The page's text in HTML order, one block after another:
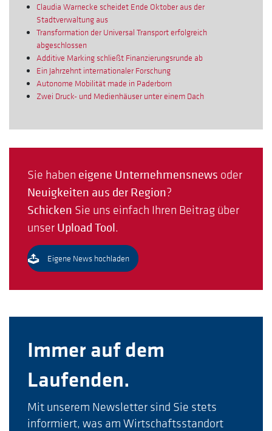
Claudia Warnecke scheidet Ende Oktober aus der
Stadtverwaltung aus
Transformation der Universal Transport erfolgreich
abgeschlossen
Additive Marking schließt Finanzierungsrunde ab
Ein Jahrzehnt internationaler Forschung
Autonome Mobilität made in Paderborn
Zwei Druck- und Medienhäuser unter einem Dach
Sie haben eigene Unternehmensnews oder
Neuigkeiten aus der Region?
Schicken Sie uns einfach Ihren Beitrag über
unser Upload Tool.
Eigene News hochladen
Immer auf dem
Laufenden.
Mit unserem Newsletter sind Sie stets
informiert, was am Wirtschaftsstandort